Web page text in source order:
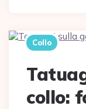
Collo
collo: